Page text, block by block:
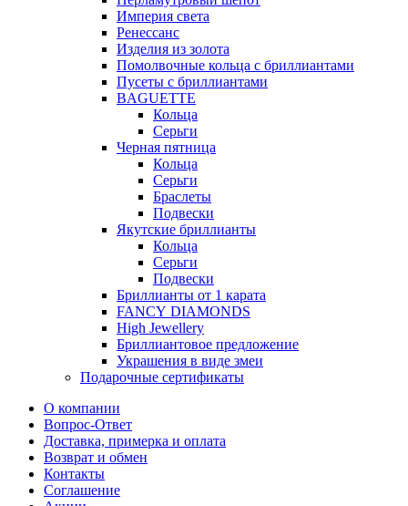
Империя света
Ренессанс
Изделия из золота
Помолвочные кольца с бриллиантами
Пусеты с бриллиантами
BAGUETTE
Кольца
Серьги
Черная пятница
Кольца
Серьги
Браслеты
Подвески
Якутские бриллианты
Кольца
Серьги
Подвески
Бриллианты от 1 карата
FANCY DIAMONDS
High Jewellery
Бриллиантовое предложение
Украшения в виде змеи
Подарочные сертификаты
О компании
Вопрос-Ответ
Доставка, примерка и оплата
Возврат и обмен
Контакты
Соглашение